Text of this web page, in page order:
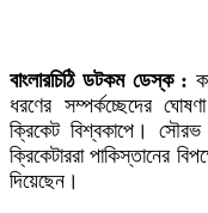
বাংলারচিঠি ডটকম ডেস্ক :
ধরণের সম্পর্কচ্ছেদের
ক্রিকেট বিশ্বকাপে। সৌরভ
ক্রিকেটাররা পাকিস্তানের
দিয়েছেন।